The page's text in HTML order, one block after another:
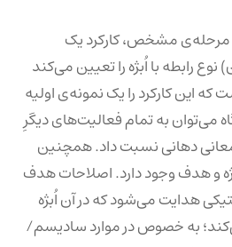
مرحله‌ی مشخص، کارکرد یک
رابطه با اُبژه را تعیین می‌کند
این کارکرد را یک نمونه‌ی اولیه
می‌توان به تمام فعالیت‌های دیگرِ
معانی دهانی نسبت داد. همچنین
و هدف وجود دارد. اصلاحات هدف
هدایت می‌شود که در آن اُبژه
به خصوص در موارد سادیسم/